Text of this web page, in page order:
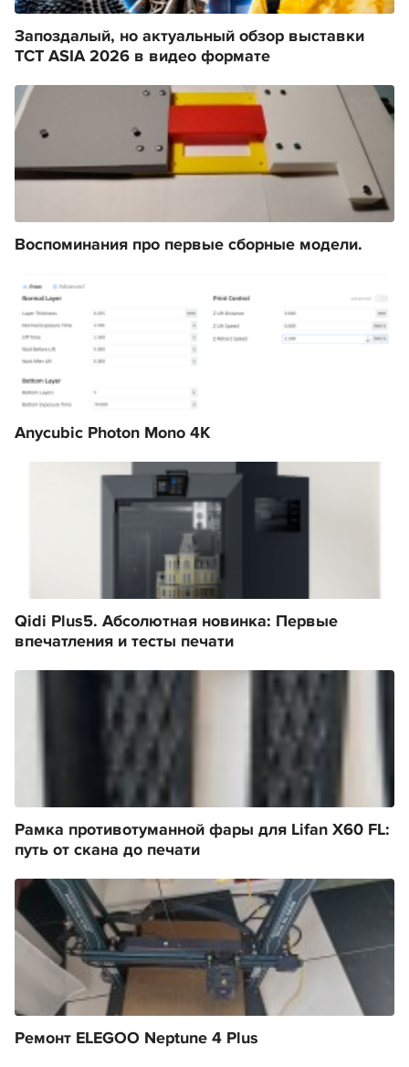
Запоздалый, но актуальный обзор выставки
TCT ASIA 2026 в видео формате
Воспоминания про первые сборные модели.
Anycubic Photon Mono 4K
Qidi Plus5. Абсолютная новинка: Первые
впечатления и тесты печати
Рамка противотуманной фары для Lifan X60 FL:
путь от скана до печати
Ремонт ELEGOO Neptune 4 Plus